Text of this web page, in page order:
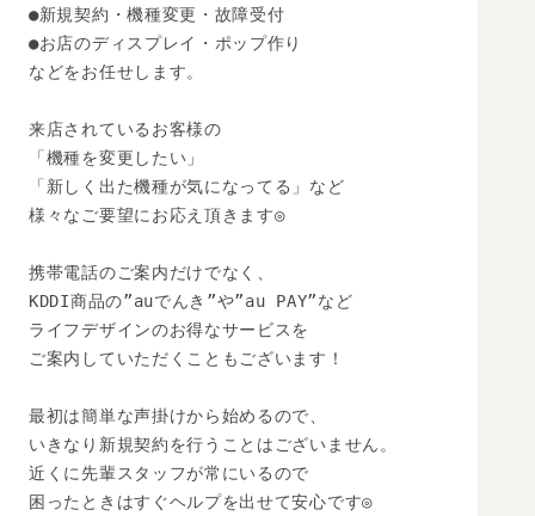
●新規契約・機種変更・故障受付
●お店のディスプレイ・ポップ作り
などをお任せします。
来店されているお客様の
「機種を変更したい」
「新しく出た機種が気になってる」など
様々なご要望にお応え頂きます◎
携帯電話のご案内だけでなく、
KDDI商品の”auでんき”や”au PAY”など
ライフデザインのお得なサービスを
ご案内していただくこともございます！
最初は簡単な声掛けから始めるので、
いきなり新規契約を行うことはございません。
近くに先輩スタッフが常にいるので
困ったときはすぐヘルプを出せて安心です◎